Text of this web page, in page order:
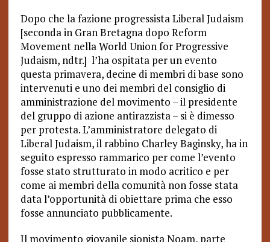
Dopo che la fazione progressista Liberal Judaism
[seconda in Gran Bretagna dopo Reform
Movement nella World Union for Progressive
Judaism, ndtr.] l’ha ospitata per un evento
questa primavera, decine di membri di base sono
intervenuti e uno dei membri del consiglio di
amministrazione del movimento – il presidente
del gruppo di azione antirazzista – si è dimesso
per protesta. L’amministratore delegato di
Liberal Judaism, il rabbino Charley Baginsky, ha in
seguito espresso rammarico per come l’evento
fosse stato strutturato in modo acritico e per
come ai membri della comunità non fosse stata
data l’opportunità di obiettare prima che esso
fosse annunciato pubblicamente.
Il movimento giovanile sionista Noam, parte